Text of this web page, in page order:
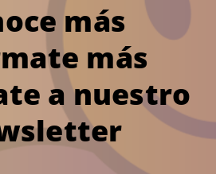
más
más
a nuestro